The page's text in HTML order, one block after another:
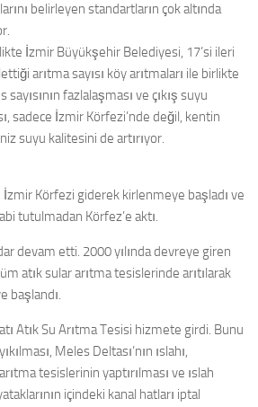
belirleyen standartların çok altında
İzmir Büyükşehir Belediyesi, 17’si ileri
arıtma sayısı köy arıtmaları ile birlikte
sayısının fazlalaşması ve çıkış suyu
sadece İzmir Körfezi’nde değil, kentin
suyu kalitesini de artırıyor.
İzmir Körfezi giderek kirlenmeye başladı ve
tutulmadan Körfez’e aktı.
devam etti. 2000 yılında devreye giren
atık sular arıtma tesislerinde arıtılarak
başlandı.
Atık Su Arıtma Tesisi hizmete girdi. Bunu
Meles Deltası’nın ıslahı,
tesislerinin yaptırılması ve ıslah
içindeki kanal hatları iptal